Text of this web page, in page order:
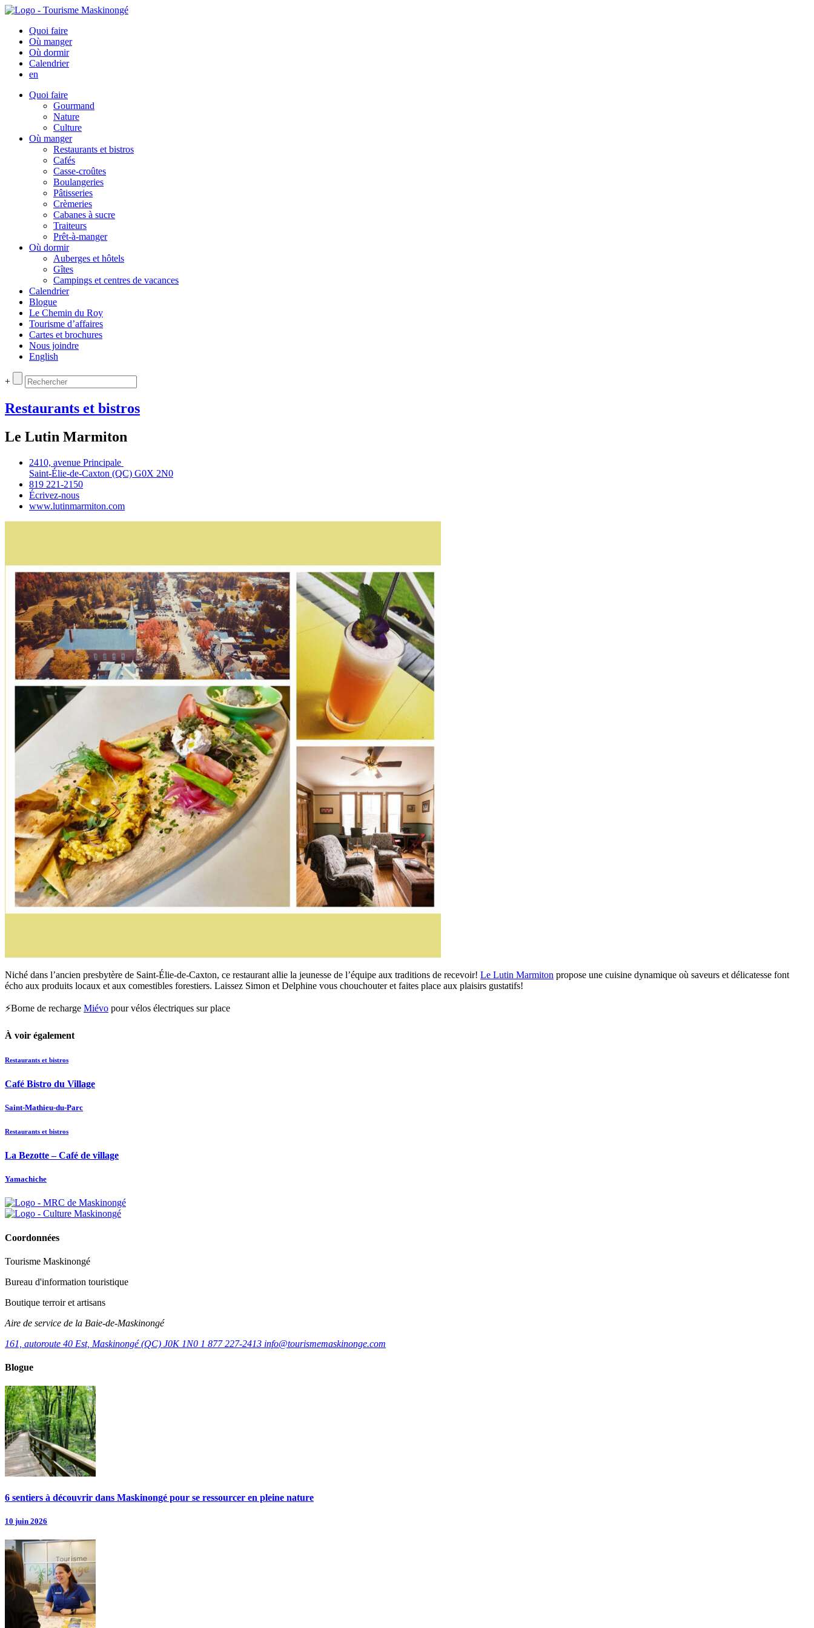
Quoi faire
Où manger
Où dormir
Calendrier
en
Quoi faire
Gourmand
Nature
Culture
Où manger
Restaurants et bistros
Cafés
Casse-croûtes
Boulangeries
Pâtisseries
Crèmeries
Cabanes à sucre
Traiteurs
Prêt-à-manger
Où dormir
Auberges et hôtels
Gîtes
Campings et centres de vacances
Calendrier
Blogue
Le Chemin du Roy
Tourisme d’affaires
Cartes et brochures
Nous joindre
English
+
Restaurants et bistros
Le Lutin Marmiton
2410, avenue Principale
Saint‑Élie‑de‑Caxton (QC) G0X 2N0
819 221‑2150
Écrivez‑nous
www.lutinmarmiton.com
Niché dans l’ancien presbytère de Saint-Élie-de-Caxton, ce restaurant allie la jeunesse de l’équipe aux traditions de recevoir! Le Lutin Marmiton propose une cuisine dynamique où saveurs et délicatesse font
écho aux produits locaux et aux comestibles forestiers. Laissez Simon et Delphine vous chouchouter et faites place aux plaisirs gustatifs!
⚡Borne de recharge Miévo pour vélos électriques sur place
À voir également
Restaurants et bistros
Café Bistro du Village
Saint-Mathieu-du-Parc
Restaurants et bistros
La Bezotte – Café de village
Yamachiche
Coordonnées
Tourisme Maskinongé
Bureau d'information touristique
Boutique terroir et artisans
Aire de service de la Baie-de-Maskinongé
161, autoroute 40 Est, Maskinongé (QC) J0K 1N0 1 877 227-2413 info@tourismemaskinonge.com
Blogue
6 sentiers à découvrir dans Maskinongé pour se ressourcer en pleine nature
10 juin 2026